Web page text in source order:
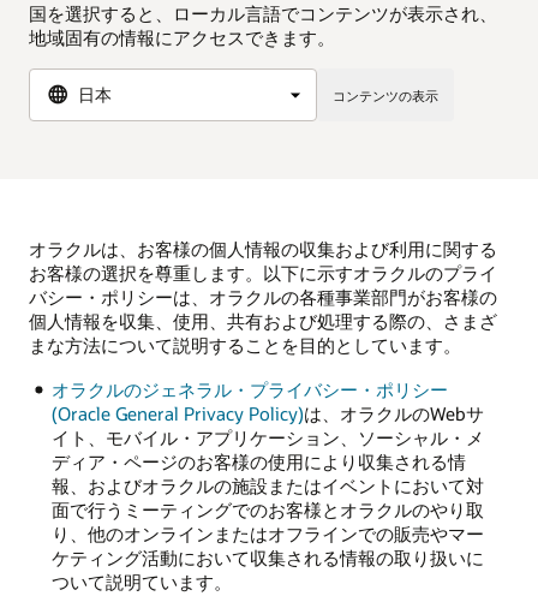
国を選択すると、ローカル言語でコンテンツが表示され、
地域固有の情報にアクセスできます。
コンテンツの表示
オラクルは、お客様の個人情報の収集および利用に関する
お客様の選択を尊重します。以下に示すオラクルのプライ
バシー・ポリシーは、オラクルの各種事業部門がお客様の
個人情報を収集、使用、共有および処理する際の、さまざ
まな方法について説明することを目的としています。
オラクルのジェネラル・プライバシー・ポリシー
(Oracle General Privacy Policy)は、オラクルのWebサ
イト、モバイル・アプリケーション、ソーシャル・メ
ディア・ページのお客様の使用により収集される情
報、およびオラクルの施設またはイベントにおいて対
面で行うミーティングでのお客様とオラクルのやり取
り、他のオンラインまたはオフラインでの販売やマー
ケティング活動において収集される情報の取り扱いに
ついて説明ています。